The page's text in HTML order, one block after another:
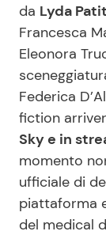
da Lyda
Francesca
Eleonora
Federica
fiction
Sky e in
momento
ufficiale di
piattaforma
del medical